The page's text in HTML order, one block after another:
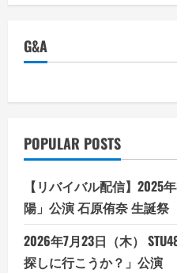
G&A
POPULAR POSTS
【リバイバル配信】2025
陽」公演 石原侑奈 生誕祭
2026年7月23日（木）
探しに行こうか？」公演